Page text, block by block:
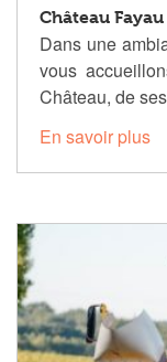
Château Fayau
Dans une
vous
Château, de
En savoir plus